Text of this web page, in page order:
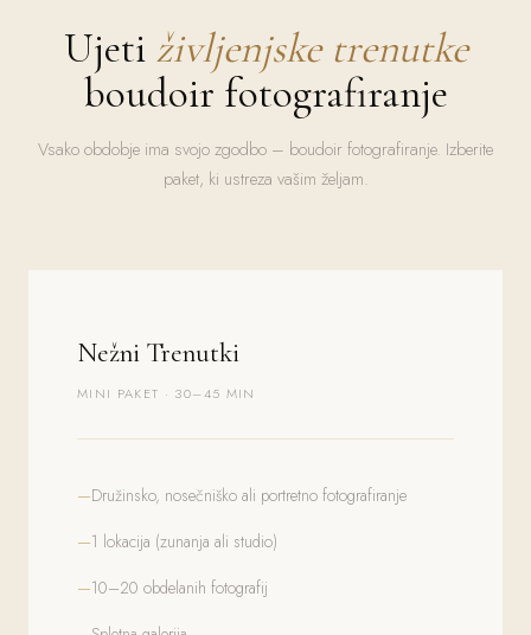
Ujeti življenjske trenutke
boudoir fotografiranje
Vsako obdobje ima svojo zgodbo – boudoir fotografiranje. Izberite
paket, ki ustreza vašim željam.
Nežni Trenutki
MINI PAKET · 30–45 MIN
Družinsko, nosečniško ali portretno fotografiranje
1 lokacija (zunanja ali studio)
10–20 obdelanih fotografij